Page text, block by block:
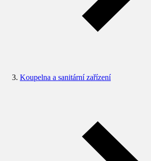
Koupelna a sanitární zařízení